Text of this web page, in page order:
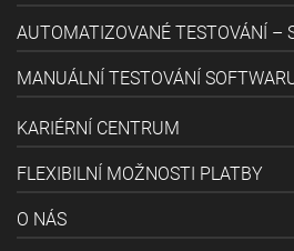
AUTOMATIZOVANÉ TESTOVÁNÍ –
MANUÁLNÍ TESTOVÁNÍ
KARIÉRNÍ CENTRUM
FLEXIBILNÍ MOŽNOSTI PLATBY
O NÁS